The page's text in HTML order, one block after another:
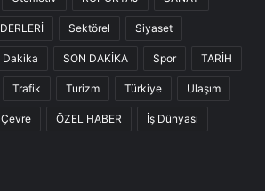
Sektörel Siyaset
Dakika SON DAKİKA Spor TARİH
Trafik Turizm Türkiye Ulaşım
Çevre ÖZEL HABER İş Dünyası